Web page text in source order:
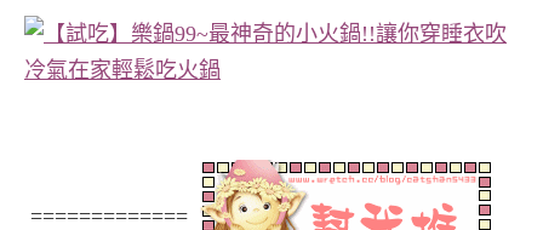
=============